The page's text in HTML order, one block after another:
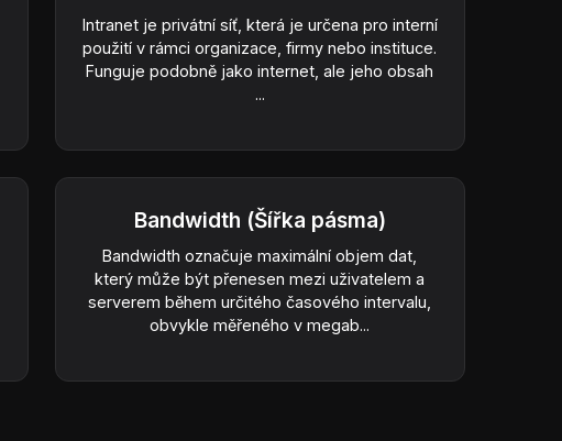
Intranet je privátní síť, která je určena pro interní
použití v rámci organizace, firmy nebo instituce.
Funguje podobně jako internet, ale jeho obsah
...
Bandwidth (Šířka pásma)
Bandwidth označuje maximální objem dat,
který může být přenesen mezi uživatelem a
serverem během určitého časového intervalu,
obvykle měřeného v megab...